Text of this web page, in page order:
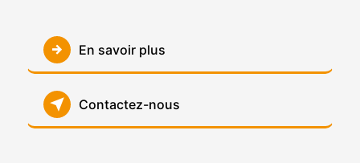
En savoir plus
Contactez-nous